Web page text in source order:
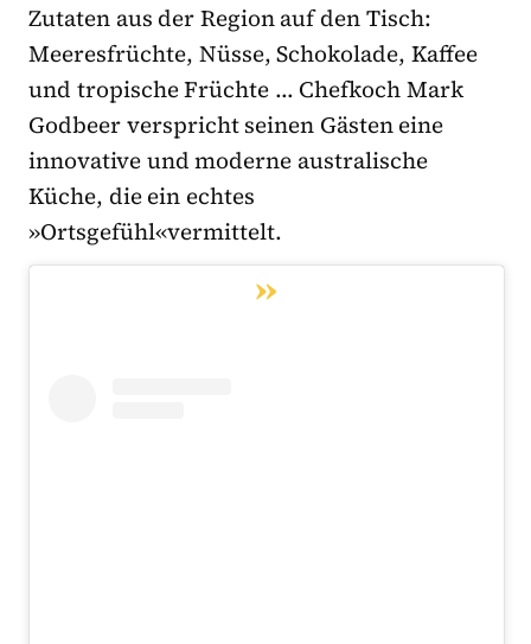
Zutaten aus der Region auf den Tisch:
Meeresfrüchte, Nüsse, Schokolade, Kaffee
und tropische Früchte … Chefkoch Mark
Godbeer verspricht seinen Gästen eine
innovative und moderne australische
Küche, die ein echtes
»Ortsgefühl«vermittelt.